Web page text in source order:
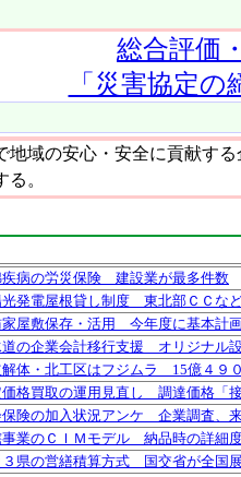
総合評価
「災害協定
域の安心・安全に貢献す
。
疾病の労災保険 建設業が最多件数
光発電屋根貸し制度 東北部ＣＣな
家屋敷保存・活用 今年度に基本計
道の企業会計移行支援 オリジナル
解体・北工区はフジムラ 15億４９
価格買取の運用見直し 調達価格「
保険の加入状況アンケ 企業調査、
事業のＣＩＭモデル 納品時の詳細
３県の営繕積算方式 国交省が全国